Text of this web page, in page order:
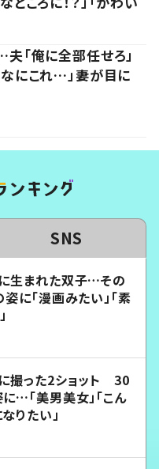
「俺に全部任せろ」
にこれ…」妻が目に
SNS
生まれた双子…その
に「漫画みたい」「素
撮った2ショット 30
…「美男美女」「こん
りたい」